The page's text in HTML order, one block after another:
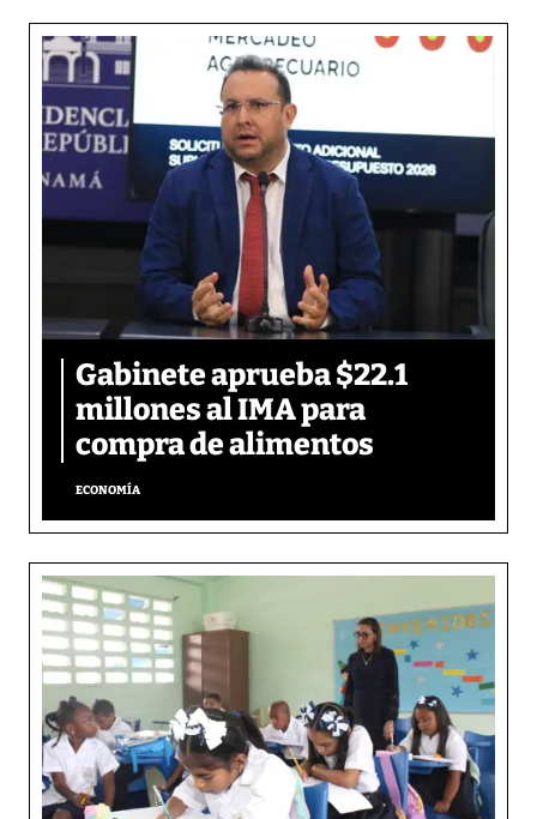
Gabinete aprueba $22.1
millones al IMA para
compra de alimentos
ECONOMÍA